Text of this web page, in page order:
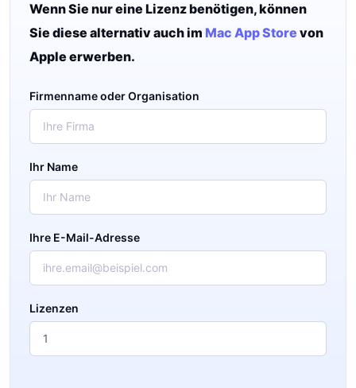
Wenn Sie nur eine Lizenz benötigen, können
Sie diese alternativ auch im Mac App Store von
Apple erwerben.
Firmenname oder Organisation
Ihr Name
Ihre E-Mail-Adresse
Lizenzen